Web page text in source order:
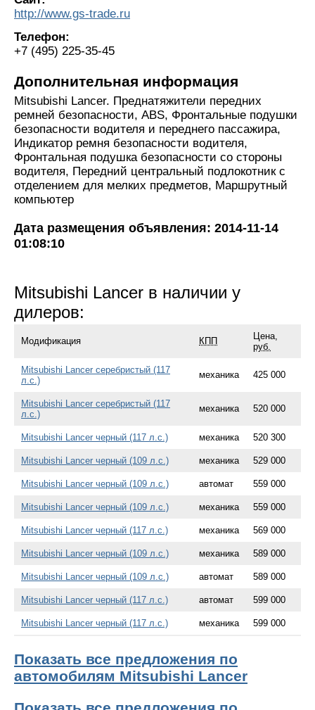
http://www.gs-trade.ru
Телефон:
+7 (495) 225-35-45
Дополнительная информация
Mitsubishi Lancer. Преднатяжители передних
ремней безопасности, ABS, Фронтальные подушки
безопасности водителя и переднего пассажира,
Индикатор ремня безопасности водителя,
Фронтальная подушка безопасности со стороны
водителя, Передний центральный подлокотник с
отделением для мелких предметов, Маршрутный
компьютер
Дата размещения объявления: 2014-11-14
01:08:10
Mitsubishi Lancer в наличии у
дилеров:
Модификация КПП
Цена,
руб.
Mitsubishi Lancer серебристый (117
л.с.)
механика 425 000
Mitsubishi Lancer серебристый (117
л.с.)
механика 520 000
Mitsubishi Lancer черный (117 л.с.) механика 520 300
Mitsubishi Lancer черный (109 л.с.) механика 529 000
Mitsubishi Lancer черный (109 л.с.) автомат 559 000
Mitsubishi Lancer черный (109 л.с.) механика 559 000
Mitsubishi Lancer черный (117 л.с.) механика 569 000
Mitsubishi Lancer черный (109 л.с.) механика 589 000
Mitsubishi Lancer черный (109 л.с.) автомат 589 000
Mitsubishi Lancer черный (117 л.с.) автомат 599 000
Mitsubishi Lancer черный (117 л.с.) механика 599 000
Показать все предложения по
автомобилям Mitsubishi Lancer